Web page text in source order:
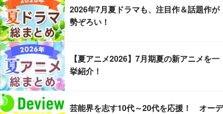
2026年7月夏ドラマも、注目作＆話題作が
勢ぞろい！
【夏アニメ2026】7月期夏の新アニメを一
挙紹介！
芸能界を志す10代～20代を応援！ オーデ